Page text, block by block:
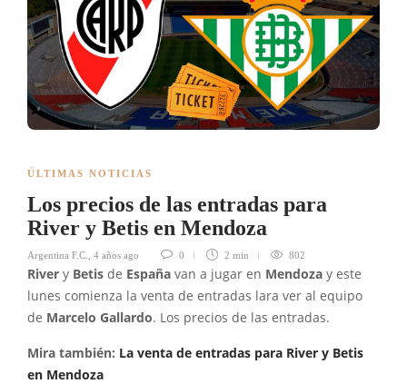
ÚLTIMAS NOTICIAS
Los precios de las entradas para
River y Betis en Mendoza
Argentina F.C. 4 años ago 0 2 min 802
River y Betis de España van a jugar en Mendoza y este
lunes comienza la venta de entradas lara ver al equipo
de Marcelo Gallardo. Los precios de las entradas.
Mira también: La venta de entradas para River y Betis
en Mendoza